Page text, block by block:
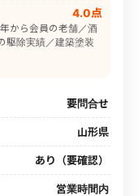
4.0点
から会員の老舗／酒
駆除実績／建築塗装
要問合せ
山形県
あり（要確認）
営業時間内